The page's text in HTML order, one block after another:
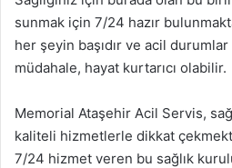
sunmak için 7/24 hazır
her şeyin başıdır ve acil
müdahale, hayat kurtarıcı olabilir.
Memorial Ataşehir Acil Servis,
kaliteli hizmetlerle dikkat
7/24 hizmet veren bu sağlık